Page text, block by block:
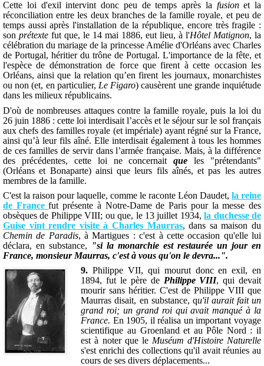
Cette loi d'exil intervint donc peu de temps après la fusionet la
réconciliation entre les deux branches de la famille royale, et peu de
temps aussi après l'installation de la république, encore très fragile :
son prétexte fut que, le 14 mai 1886, eut lieu, à l'Hôtel Matignon, la
célébration du mariage de la princesse Amélie d'Orléans avec Charles
de Portugal, héritier du trône de Portugal. L'importance de la fête, et
l'espèce de démonstration de force que firent à cette occasion les
Orléans, ainsi que la relation qu’en firent les journaux, monarchistes
ou non (et, en particulier, Le Figaro) causèrent une grande inquiétude
dans les milieux républicains.
D'où de nombreuses attaques contre la famille royale, puis la loi du
26 juin 1886 : cette loi interdisait l’accès et le séjour sur le sol français
aux chefs des familles royale (et impériale) ayant régné sur la France,
ainsi qu’à leur fils aîné. Elle interdisait également à tous les hommes
de ces familles de servir dans l’armée française. Mais, à la différence
des précédentes, cette loi ne concernaitque
les "prétendants"
(Orléans et Bonaparte) ainsi que leurs fils aînés, et pas les autres
membres de la famille.
C'est la raison pour laquelle, comme le raconte Léon Daudet, la reine
de France fut présente à Notre-Dame de Paris pour la messe des
obsèques de Philippe VIII; ou que, le 13 juillet 1934,la duchesse de
Guise vint rendre visite à Charles Maurras, dans sa maison du
Chemin de Paradis, à Martigues : c'est à cette occasion qu'elle lui
déclara, en substance, "si la monarchie est restaurée un jour en
France, monsieur Maurras, c'est à vous qu'on le devra...".
9. Philippe VII, qui mourut donc en exil, en
1894, fut le père de Philippe VIII, qui devait
mourir sans héritier. C'est de Philippe VIII que
Maurras disait, en substance, qu'il aurait fait un
grand roi; un grand roi qui avait manqué à la
France. En 1905, il réalisa un important voyage
scientifique au Groenland et au Pôle Nord : il
est à noter que le Muséum d'Histoire Naturelle
s'est enrichi des collections qu'il avait réunies au
cours de ses divers déplacements...